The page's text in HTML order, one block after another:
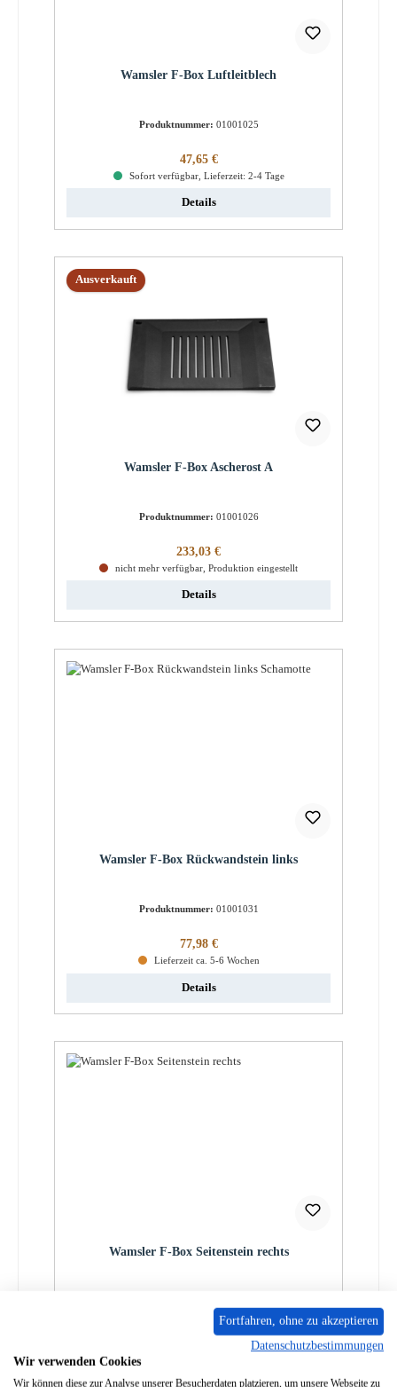
Wamsler F-Box Luftleitblech
Produktnummer: 01001025
Regulärer Preis:
47,65 €
Sofort verfügbar, Lieferzeit: 2-4 Tage
Details
Ausverkauft
Wamsler F-Box Ascherost A
Produktnummer: 01001026
Regulärer Preis:
233,03 €
nicht mehr verfügbar, Produktion eingestellt
Details
Wamsler F-Box Rückwandstein links
Produktnummer: 01001031
Regulärer Preis:
77,98 €
Lieferzeit ca. 5-6 Wochen
Details
Wamsler F-Box Seitenstein rechts
Regulärer Preis:
115,74 €
Lieferzeit ca. 5-6 Wochen
Details
Fortfahren, ohne zu akzeptieren
Datenschutzbestimmungen
Wir verwenden Cookies
Wir können diese zur Analyse unserer Besucherdaten platzieren, um unsere Webseite zu